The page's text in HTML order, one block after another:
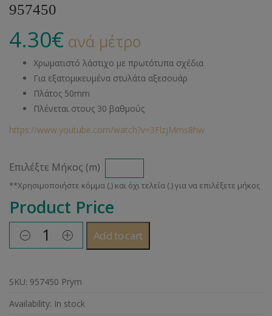
957450
4.30€ ανά μέτρο
Χρωματιστό λάστιχο με πρωτότυπα σχέδια
Για εξατομικευμένα στυλάτα αξεσουάρ
Πλάτος 50mm
Πλένεται στους 30 βαθμούς
https://www.youtube.com/watch?v=3FlzjMms8hw
Επιλέξτε Μήκος (m)
Product Price
Add to cart
SKU: 957450 Prym
Availability: In stock